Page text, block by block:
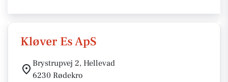
Kløver Es ApS
Brystrupvej 2, Hellevad
6230 Rødekro